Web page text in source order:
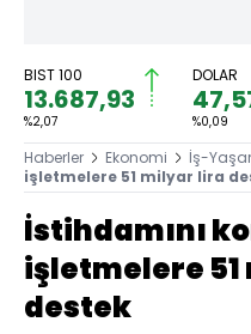
BIST 100
13.687,93
%2,07
DOLAR
%0,09
Haberler Ekonomi İş-
işletmelere 51 milyar lira
İstihdamını
işletmelere
destek